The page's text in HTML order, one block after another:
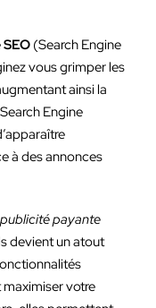
SEO (Search Engine
vous grimper les
ainsi la
Engine
à des annonces
payante
devient un atout
votre